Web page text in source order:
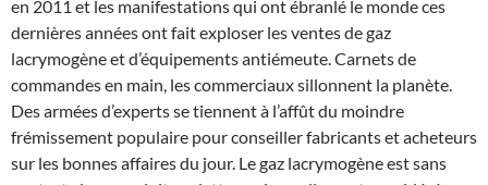
en 2011 et les manifestations qui ont ébranlé le monde ces
dernières années ont fait exploser les ventes de gaz
lacrymogène et d’équipements antiémeute. Carnets de
commandes en main, les commerciaux sillonnent la planète.
Des armées d’experts se tiennent à l’affût du moindre
frémissement populaire pour conseiller fabricants et acheteurs
sur les bonnes affaires du jour. Le gaz lacrymogène est sans